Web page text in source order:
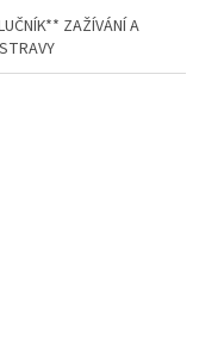
ZAŽÍVÁNÍ A